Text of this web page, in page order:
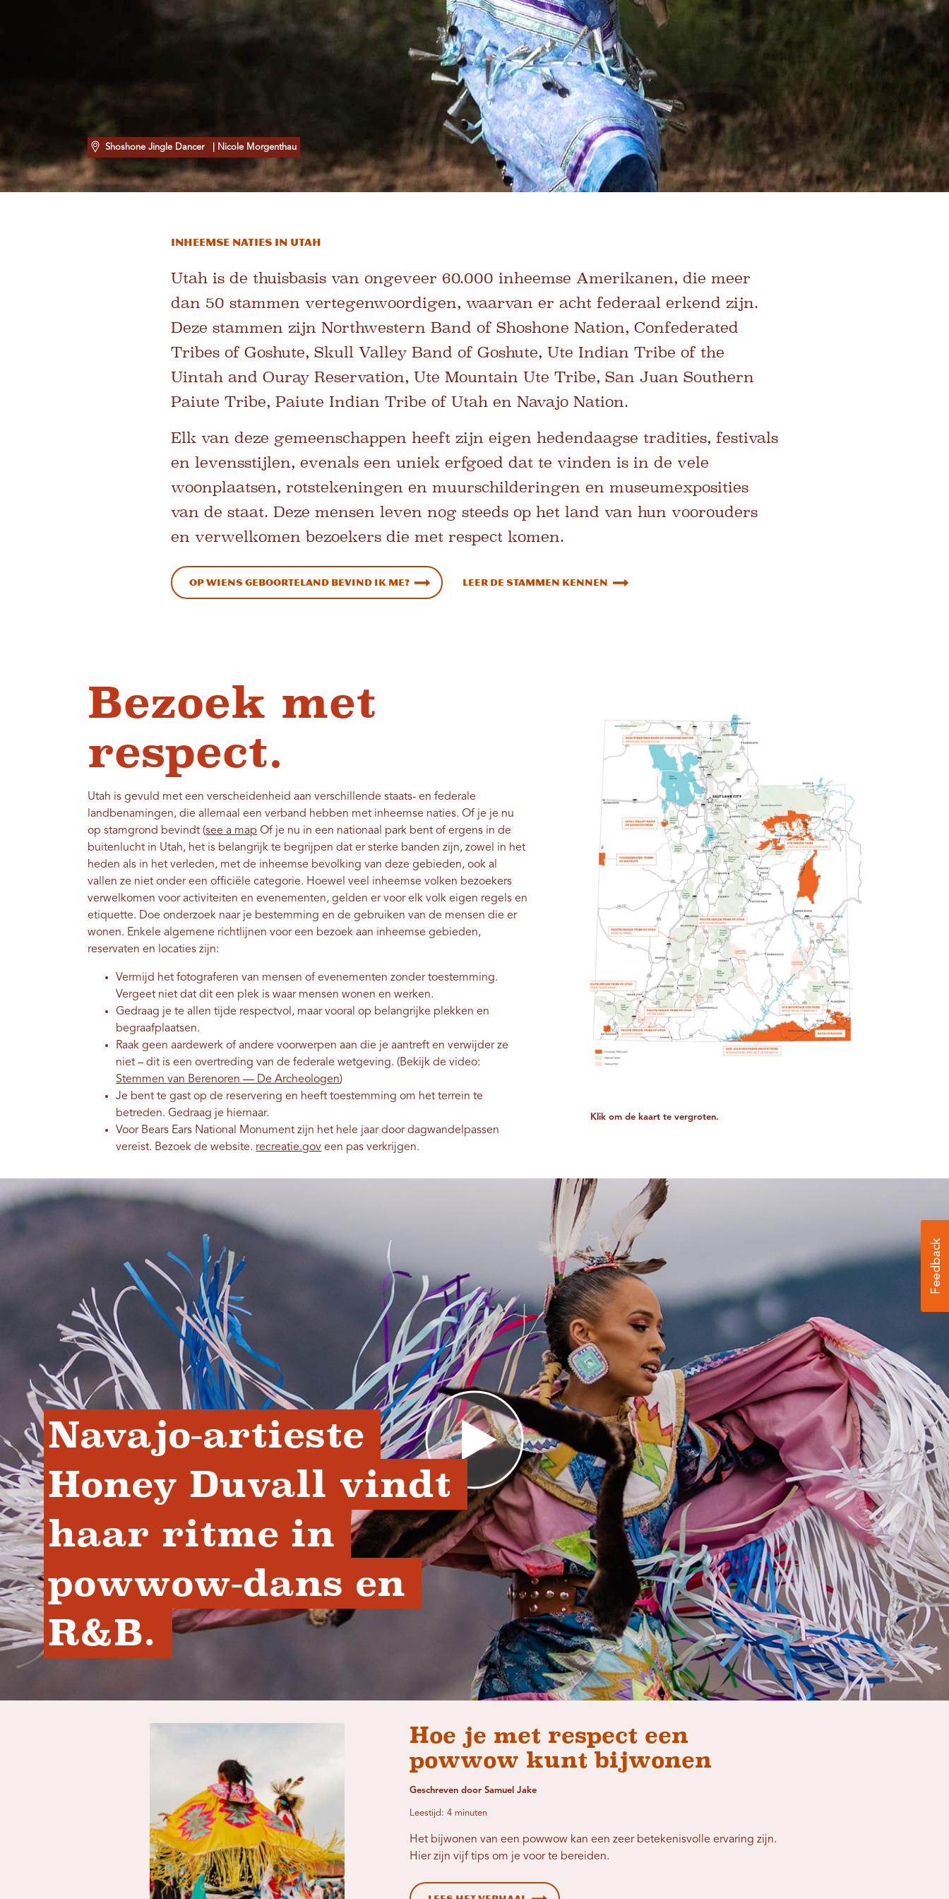
Shoshone Jingle Dancer | Nicole Morgenthau
Inheemse naties in Utah
Utah is de thuisbasis van ongeveer 60.000 inheemse Amerikanen, die meer
dan 50 stammen vertegenwoordigen, waarvan er acht federaal erkend zijn.
Deze stammen zijn Northwestern Band of Shoshone Nation, Confederated
Tribes of Goshute, Skull Valley Band of Goshute, Ute Indian Tribe of the
Uintah and Ouray Reservation, Ute Mountain Ute Tribe, San Juan Southern
Paiute Tribe, Paiute Indian Tribe of Utah en Navajo Nation.
Elk van deze gemeenschappen heeft zijn eigen hedendaagse tradities, festivals
en levensstijlen, evenals een uniek erfgoed dat te vinden is in de vele
woonplaatsen, rotstekeningen en muurschilderingen en museumexposities
van de staat. Deze mensen leven nog steeds op het land van hun voorouders
en verwelkomen bezoekers die met respect komen.
Op wiens geboorteland bevind ik me? Leer de stammen kennen
Bezoek met
respect.
Utah is gevuld met een verscheidenheid aan verschillende staats- en federale
landbenamingen, die allemaal een verband hebben met inheemse naties. Of je je nu
op stamgrond bevindt (see a map Of je nu in een nationaal park bent of ergens in de
buitenlucht in Utah, het is belangrijk te begrijpen dat er sterke banden zijn, zowel in het
heden als in het verleden, met de inheemse bevolking van deze gebieden, ook al
vallen ze niet onder een officiële categorie. Hoewel veel inheemse volken bezoekers
verwelkomen voor activiteiten en evenementen, gelden er voor elk volk eigen regels en
etiquette. Doe onderzoek naar je bestemming en de gebruiken van de mensen die er
wonen. Enkele algemene richtlijnen voor een bezoek aan inheemse gebieden,
reservaten en locaties zijn:
Vermijd het fotograferen van mensen of evenementen zonder toestemming.
Vergeet niet dat dit een plek is waar mensen wonen en werken.
Gedraag je te allen tijde respectvol, maar vooral op belangrijke plekken en
begraafplaatsen.
Raak geen aardewerk of andere voorwerpen aan die je aantreft en verwijder ze
niet – dit is een overtreding van de federale wetgeving. (Bekijk de video:
Stemmen van Berenoren — De Archeologen)
Je bent te gast op de reservering en heeft toestemming om het terrein te
betreden. Gedraag je hiernaar.
Voor Bears Ears National Monument zijn het hele jaar door dagwandelpassen
vereist. Bezoek de website. recreatie.gov een pas verkrijgen.
Klik om de kaart te vergroten.
Navajo-artieste
Honey Duvall vindt
haar ritme in
powwow-dans en
R&B.
Hoe je met respect een
powwow kunt bijwonen
Geschreven door Samuel Jake
Leestijd: 4 minuten
Het bijwonen van een powwow kan een zeer betekenisvolle ervaring zijn.
Hier zijn vijf tips om je voor te bereiden.